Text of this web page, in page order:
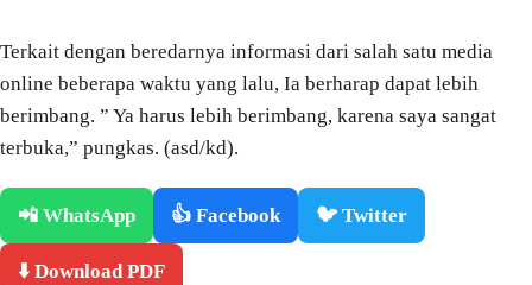
Terkait dengan beredarnya informasi dari salah satu media
online beberapa waktu yang lalu, Ia berharap dapat lebih
berimbang. ” Ya harus lebih berimbang, karena saya sangat
terbuka,” pungkas. (asd/kd).
📲 WhatsApp 👍 Facebook 🐦 Twitter
⬇️ Download PDF